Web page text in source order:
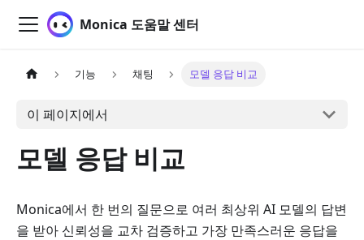
Monica 도움말 센터
기능 채팅 모델 응답 비교
이 페이지에서
모델 응답 비교
Monica에서 한 번의 질문으로 여러 최상위 AI 모델의 답변
을 받아 신뢰성을 교차 검증하고 가장 만족스러운 응답을